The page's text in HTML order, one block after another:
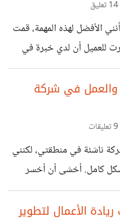
ومع ذلك هو الأصعب
نريد من القريب أن يحبنا
الأفضل لهذه المهمة، قمت
للعميل أن لدي خبرة في
في مجالات معينة. عرضت
في نفس المجال.
للجودة وأنني أسعى
كيف يمكنني تحسين هيكلية
أكدت على أنني سألتزم
بالمواعيد النهائية وأن عمله سيتم تسليمه بأفضل شكل. بشكل
والعمل في شركة
ناشئة في منطقتي، لكنني
كامل. أخشى أن أخسر
وأن الشركة ناشئة وقد
وبمجرد قبولها بدأ الخوف
الأعمال لتطوير